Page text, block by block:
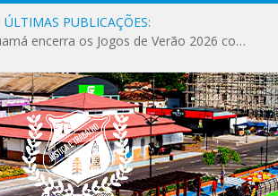
ÚLTIMAS PUBLICAÇÕES:
São Miguel do Guamá encerra os Jogos de Verão 2026 com sucesso de público e competições.